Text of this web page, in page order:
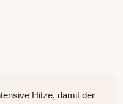
Hitze, damit der